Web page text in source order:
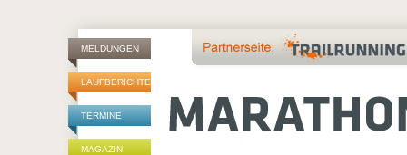
MELDUNGEN
LAUFBERICHTE
TERMINE
MAGAZIN